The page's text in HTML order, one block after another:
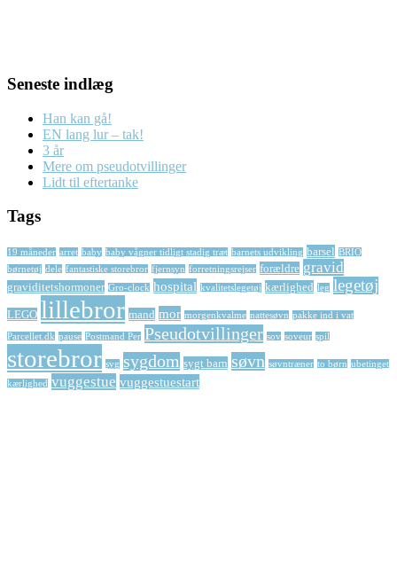
Seneste indlæg
Han kan gå!
EN lang lur – tak!
3 år
Mere om pseudotvillinger
Lidt til eftertanke
Tags
19 måneder arret baby baby vågner tidligt stadig træt barnets udvikling barsel BRIO
børnetøj dele fantastiske storebror fjernsyn forretningsrejser forældre gravid
graviditetshormoner Gro-clock hospital kvalitetslegetøj kærlighed leg legetøj
LEGO lillebror mand mor morgenkvalme nattesøvn pakke ind i vat
Parcellet.dk pause Postmand Per Pseudotvillinger sov soveur spil
storebror syg sygdom sygt barn søvn søvntræner to børn ubetinget
kærlighed vuggestue vuggestuestart